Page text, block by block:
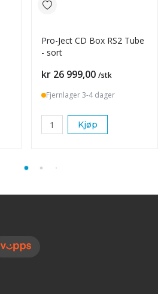
Pro-Ject CD Box RS2 Tube
- sort
Pris
kr 26 999,00 /stk
Fjernlager 3-4 dager
Kjøp